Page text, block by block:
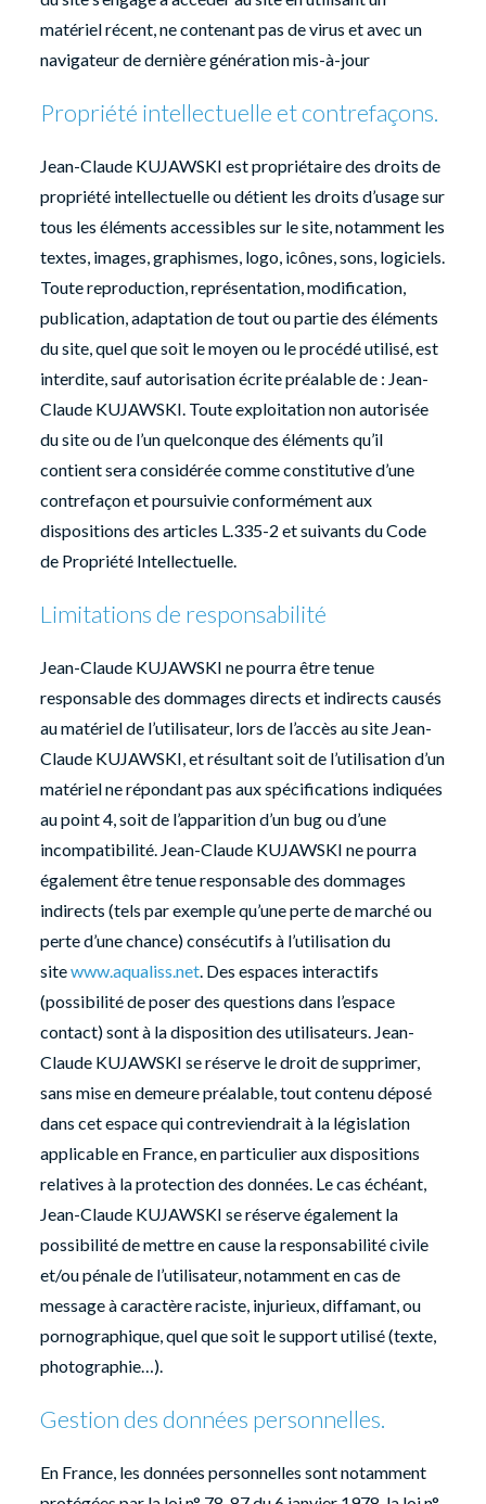
matériel récent, ne contenant pas de virus et avec un
navigateur de dernière génération mis-à-jour
Propriété intellectuelle et contrefaçons.
Jean-Claude KUJAWSKI est propriétaire des droits de
propriété intellectuelle ou détient les droits d’usage sur
tous les éléments accessibles sur le site, notamment les
textes, images, graphismes, logo, icônes, sons, logiciels.
Toute reproduction, représentation, modification,
publication, adaptation de tout ou partie des éléments
du site, quel que soit le moyen ou le procédé utilisé, est
interdite, sauf autorisation écrite préalable de : Jean-
Claude KUJAWSKI. Toute exploitation non autorisée
du site ou de l’un quelconque des éléments qu’il
contient sera considérée comme constitutive d’une
contrefaçon et poursuivie conformément aux
dispositions des articles L.335-2 et suivants du Code
de Propriété Intellectuelle.
Limitations de responsabilité
Jean-Claude KUJAWSKI ne pourra être tenue
responsable des dommages directs et indirects causés
au matériel de l’utilisateur, lors de l’accès au site Jean-
Claude KUJAWSKI, et résultant soit de l’utilisation d’un
matériel ne répondant pas aux spécifications indiquées
au point 4, soit de l’apparition d’un bug ou d’une
incompatibilité. Jean-Claude KUJAWSKI ne pourra
également être tenue responsable des dommages
indirects (tels par exemple qu’une perte de marché ou
perte d’une chance) consécutifs à l’utilisation du
sitewww.aqualiss.net. Des espaces interactifs
(possibilité de poser des questions dans l’espace
contact) sont à la disposition des utilisateurs. Jean-
Claude KUJAWSKI se réserve le droit de supprimer,
sans mise en demeure préalable, tout contenu déposé
dans cet espace qui contreviendrait à la législation
applicable en France, en particulier aux dispositions
relatives à la protection des données. Le cas échéant,
Jean-Claude KUJAWSKI se réserve également la
possibilité de mettre en cause la responsabilité civile
et/ou pénale de l’utilisateur, notamment en cas de
message à caractère raciste, injurieux, diffamant, ou
pornographique, quel que soit le support utilisé (texte,
photographie…).
Gestion des données personnelles.
En France, les données personnelles sont notamment